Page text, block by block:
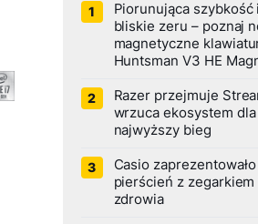
Piorunująca
bliskie zeru – poznaj
magnetyczne
Huntsman V3 HE
Razer przejmuje
wrzuca ekosystem
najwyższy bieg
Casio
pierścień z
zdrowia